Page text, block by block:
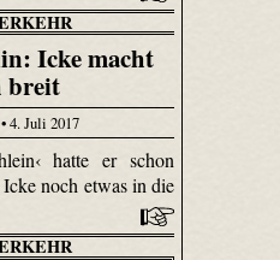
Icke macht
breit
4. Juli 2017
hatte er schon
noch etwas in die